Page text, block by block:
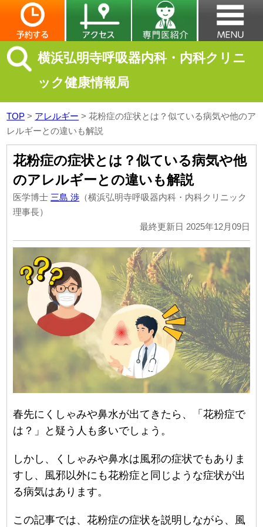
横浜弘明寺呼吸器内科・内科クリニ
ック健康情報局
TOP > アレルギー >花粉症の症状とは？似ている病気や他のア
レルギーとの違いも解説
花粉症の症状とは？似ている病気や他
のアレルギーとの違いも解説
医学博士 三島 渉 （横浜弘明寺呼吸器内科・内科クリニック
理事長）
最終更新日 2025年12月09日
春先にくしゃみや鼻水が出てきたら、「花粉症で
は？」と疑う人も多いでしょう。
しかし、くしゃみや鼻水は風邪の症状でもありま
すし、風邪以外にも花粉症と同じような症状が出
る病気はあります。
この記事では、花粉症の症状を説明しながら、風